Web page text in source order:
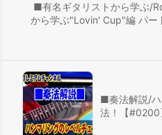
■有名ギタリストから学ぶ/
から学ぶ"Lovin' Cup"編 パー
■奏法解説/ハ
法！【#0200